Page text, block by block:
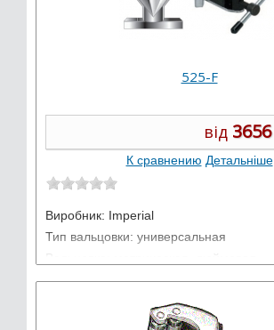
525-F
від 3656
К сравнению Детальніше
Виробник: Imperial
Тип вальцовки: универсальная